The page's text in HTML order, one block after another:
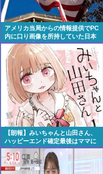
アメリカ当局からの情報提供でPC
内に口り画像を所持していた日本
人男を逮捕
【朗報】みいちゃんと山田さん、
ハッピーエンド確定最後はママに
埋葬される・・・・・・・・・